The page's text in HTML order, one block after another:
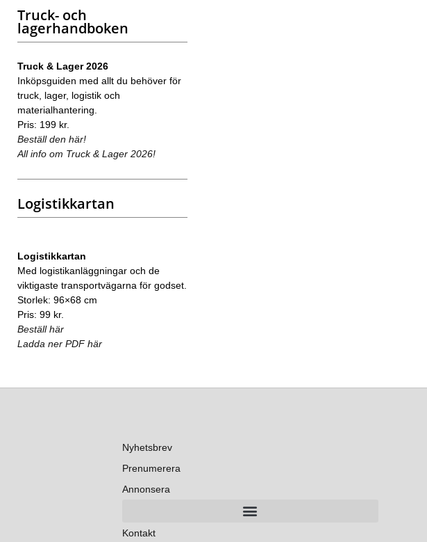
Truck- och
lagerhandboken
Truck & Lager 2026
Inköpsguiden med allt du behöver för
truck, lager, logistik och
materialhantering.
Pris: 199 kr.
Beställ den här!
All info om Truck & Lager 2026!
Logistikkartan
Logistikkartan
Med logistikanläggningar och de
viktigaste transportvägarna för godset.
Storlek: 96×68 cm
Pris: 99 kr.
Beställ här
Ladda ner PDF här
Nyhetsbrev
Prenumerera
Annonsera
Kontakt